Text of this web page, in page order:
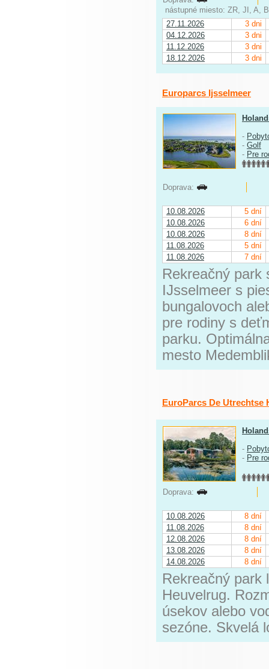
nástupné miesto: ZR, JI, A,
27.11.2026
3 dni
04.12.2026
3 dni
11.12.2026
3 dni
18.12.2026
3 dni
Europarcs Ijsselmeer
-
- Golf
- Pre
Doprava:
10.08.2026
5 dní
10.08.2026
6 dní
10.08.2026
8 dní
11.08.2026
5 dní
11.08.2026
7 dní
Rekreačný park
IJsselmeer s
bungalovoch
pre rodiny s
parku.
mesto
EuroParcs De Utrechtse
-
- Pre
Doprava:
10.08.2026
8 dní
11.08.2026
8 dní
12.08.2026
8 dní
13.08.2026
8 dní
14.08.2026
8 dní
Rekreačný park
Heuvelrug.
úsekov alebo
sezóne. Skvelá